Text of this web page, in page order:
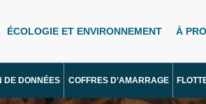
ÉCOLOGIE ET ENVIRONNEMENT À
DE DONNÉES COFFRES D’AMARRAGE